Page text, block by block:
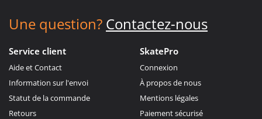
Une question? Contactez-nous
Service client
Aide et Contact
Information sur l'envoi
Statut de la commande
Retours
SkatePro
Connexion
À propos de nous
Mentions légales
Paiement sécurisé